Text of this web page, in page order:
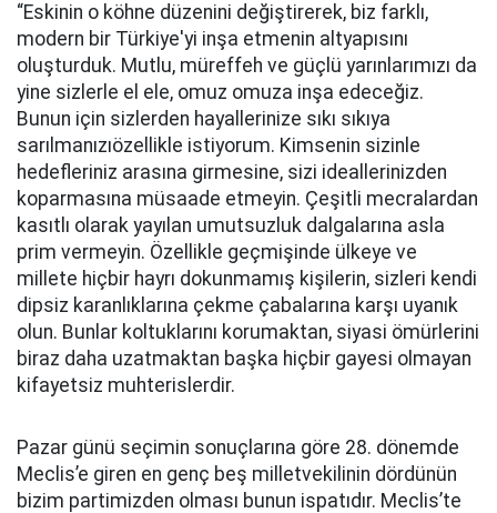
“Eskinin o köhne düzenini değiştirerek, biz farklı,
modern bir Türkiye'yi inşa etmenin altyapısını
oluşturduk. Mutlu, müreffeh ve güçlü yarınlarımızı da
yine sizlerle el ele, omuz omuza inşa edeceğiz.
Bunun için sizlerden hayallerinize sıkı sıkıya
sarılmanızıözellikle istiyorum. Kimsenin sizinle
hedefleriniz arasına girmesine, sizi ideallerinizden
koparmasına müsaade etmeyin. Çeşitli mecralardan
kasıtlı olarak yayılan umutsuzluk dalgalarına asla
prim vermeyin. Özellikle geçmişinde ülkeye ve
millete hiçbir hayrı dokunmamış kişilerin, sizleri kendi
dipsiz karanlıklarına çekme çabalarına karşı uyanık
olun. Bunlar koltuklarını korumaktan, siyasi ömürlerini
biraz daha uzatmaktan başka hiçbir gayesi olmayan
kifayetsiz muhterislerdir.
Pazar günü seçimin sonuçlarına göre 28. dönemde
Meclis’e giren en genç beş milletvekilinin dördünün
bizim partimizden olması bunun ispatıdır. Meclis’te